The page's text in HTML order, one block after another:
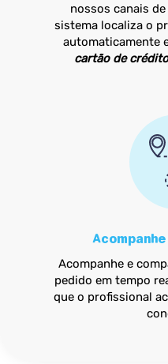
nossos canais
sistema localiza o
automaticamente
cartão de
Acompanhe e
pedido em tempo
que o profissional